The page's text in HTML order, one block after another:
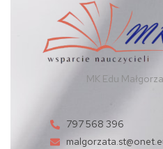
MK Edu
797 568 396